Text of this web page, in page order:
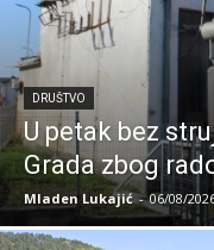
DRUŠTVO
U petak bez
Grada zbog
Mladen Lukajić - 06/08/